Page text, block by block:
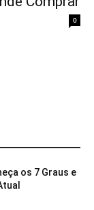
0
os 7 Graus e